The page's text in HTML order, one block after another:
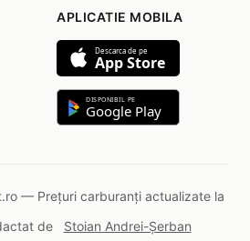
APLICATIE MOBILA
Descarca de pe
App Store
DISPONIBIL PE
Google Play
— Prețuri carburanți actualizate la
de
Stoian Andrei-Șerban